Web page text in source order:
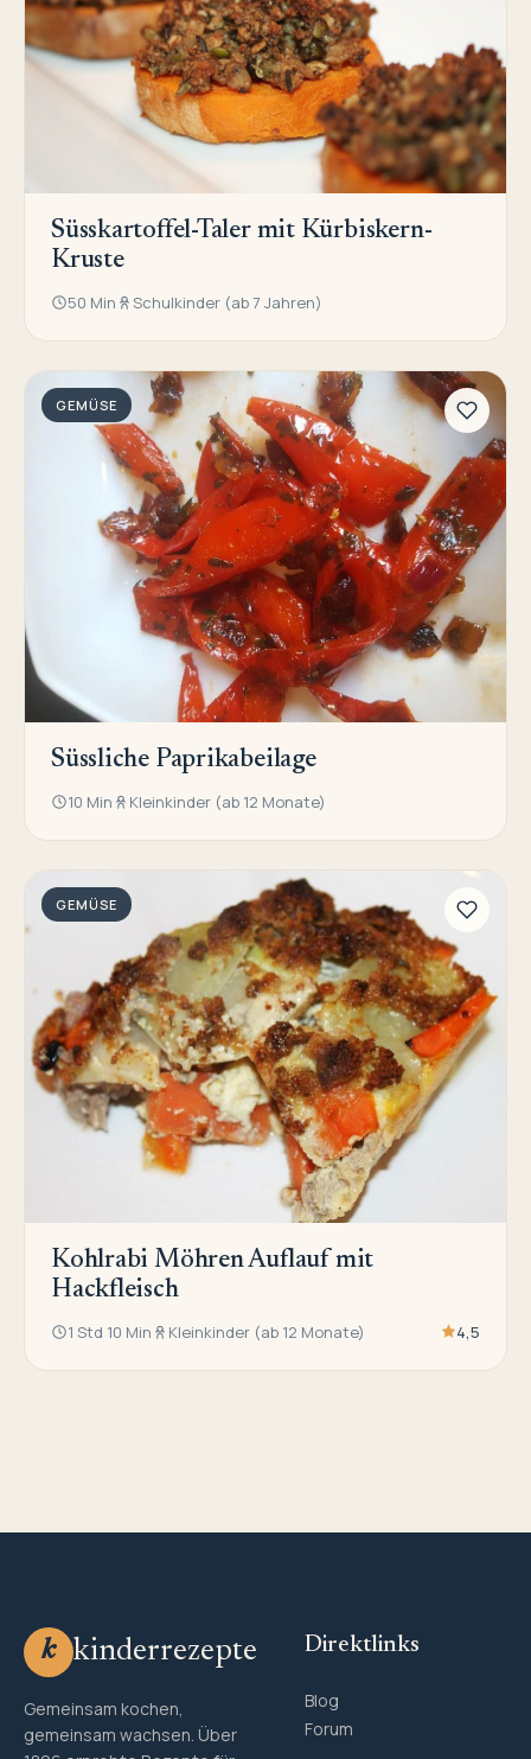
Süsskartoffel-Taler mit Kürbiskern-
Kruste
50 Min Schulkinder (ab 7 Jahren)
GEMÜSE
Süssliche Paprikabeilage
10 Min Kleinkinder (ab 12 Monate)
GEMÜSE
Kohlrabi Möhren Auflauf mit
Hackfleisch
1 Std 10 Min Kleinkinder (ab 12 Monate) 4,5
k kinderrezepte
Gemeinsam kochen,
gemeinsam wachsen. Über
Direktlinks
Blog
Forum